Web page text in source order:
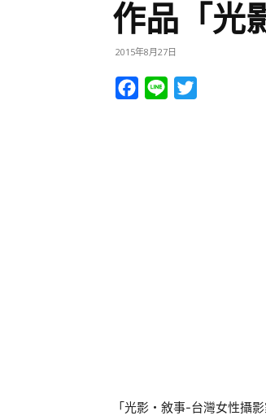
作品「光
2015年8月27日
Facebook
Line
「光影・敘事-台灣女性攝